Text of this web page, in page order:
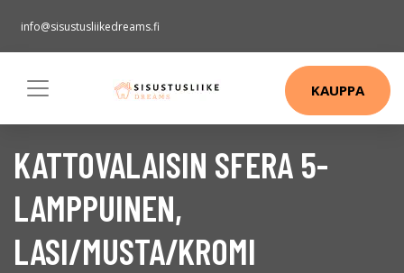
info@sisustusliikedreams.fi
KAUPPA
KATTOVALAISIN SFERA 5-
LAMPPUINEN,
LASI/MUSTA/KROMI